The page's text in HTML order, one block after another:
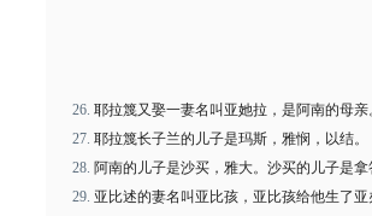
耶拉篾又娶一妻名叫亚她拉，是阿南的母亲
耶拉篾长子兰的儿子是玛斯，雅悯，以结。
阿南的儿子是沙买，雅大。沙买的儿子是拿
亚比述的妻名叫亚比孩，亚比孩给他生了亚